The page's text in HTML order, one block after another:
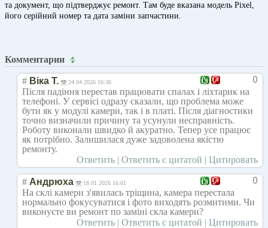
та документ, що підтверджує ремонт. Там буде вказана модель Pixel,
його серійний номер та дата заміни запчастини.
Комментарии
0
# Віка Т. 24.04.2026 16:36
Після падіння перестав працювати спалах і ліхтарик на
телефоні. У сервісі одразу сказали, що проблема може
бути як у модулі камери, так і в платі. Після діагностики
точно визначили причину та усунули несправність.
Роботу виконали швидко й акуратно. Тепер усе працює
як потрібно. Залишилася дуже задоволена якістю
ремонту.
Ответить | Ответить с цитатой | Цитировать
0
# Андрюха 18.01.2026 16:01
На склі камери з'явилась тріщина, камера перестала
нормально фокусуватися і фото виходять розмитими. Чи
виконуєте ви ремонт по заміні скла камери?
Ответить | Ответить с цитатой | Цитировать